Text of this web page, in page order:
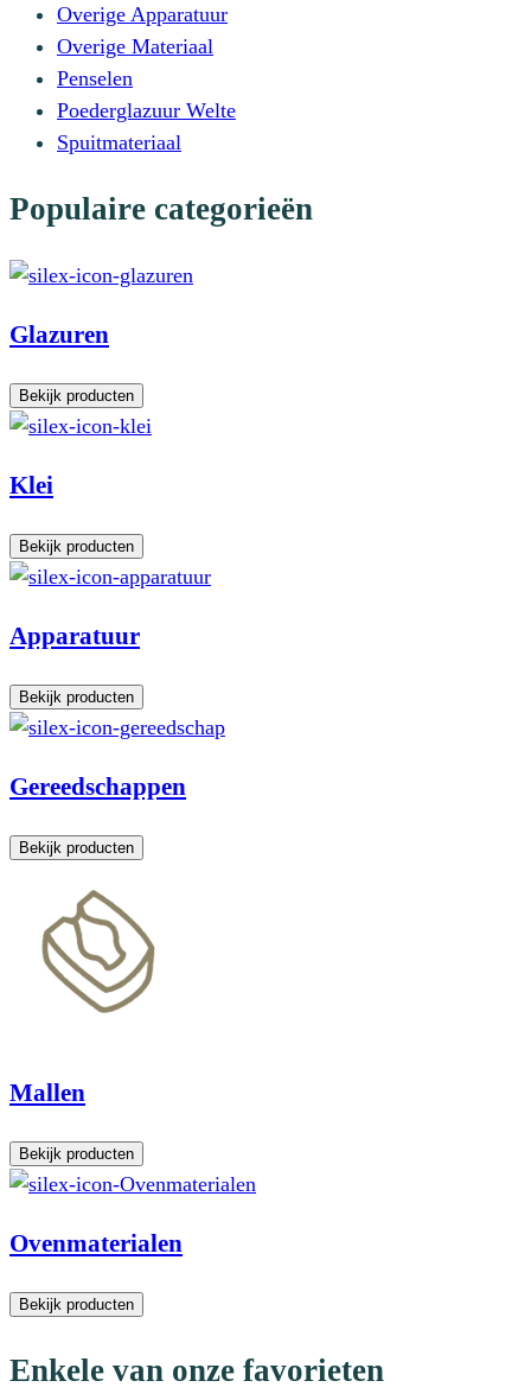
Overige Apparatuur
Overige Materiaal
Penselen
Poederglazuur Welte
Spuitmateriaal
Populaire categorieën
Glazuren
Bekijk producten
Klei
Bekijk producten
Apparatuur
Bekijk producten
Gereedschappen
Bekijk producten
Mallen
Bekijk producten
Ovenmaterialen
Bekijk producten
Enkele van onze favorieten